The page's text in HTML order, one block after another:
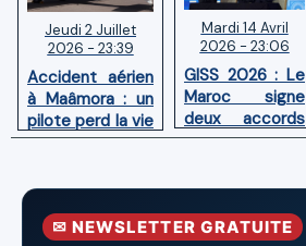
Jeudi 2 Juillet
2026 - 23:39
Accident aérien
à Maâmora : un
pilote perd la vie
en combat
incendie
Mardi 14 Avril
2026 - 23:06
GISS 2026 : Le
Maroc signe
deux accords
avec l'OACI
la surveillance
aériennes.
✉ NEWSLETTER GRATUITE